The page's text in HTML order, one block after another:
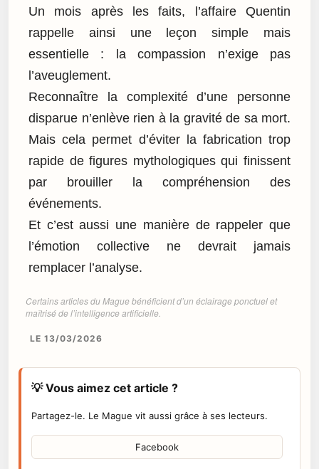
Un mois après les faits, l’affaire Quentin
rappelle ainsi une leçon simple mais
essentielle : la compassion n’exige pas
l’aveuglement.
Reconnaître la complexité d’une personne
disparue n’enlève rien à la gravité de sa mort.
Mais cela permet d’éviter la fabrication trop
rapide de figures mythologiques qui finissent
par brouiller la compréhension des
événements.
Et c’est aussi une manière de rappeler que
l’émotion collective ne devrait jamais
remplacer l’analyse.
Certains articles du Mague bénéficient d’un éclairage ponctuel et
maîtrisé de l’intelligence artificielle.
LE 13/03/2026
💡 Vous aimez cet article ?
Partagez-le. Le Mague vit aussi grâce à ses lecteurs.
Facebook